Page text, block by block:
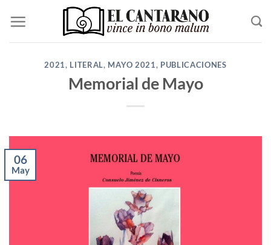
contenido
2021, LITERAL, MAYO 2021, PUBLICACIONES
Memorial de Mayo
06
May